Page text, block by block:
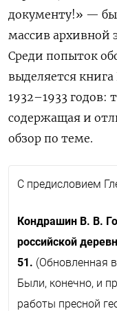
документу!» —
массив архивной
Среди попыток
выделяется
1932–1933 годов:
содержащая и
обзор по теме.
С предисловием
Кондрашин В. В.
российской
51. (Обновленная
Были, конечно, и
работы пресной